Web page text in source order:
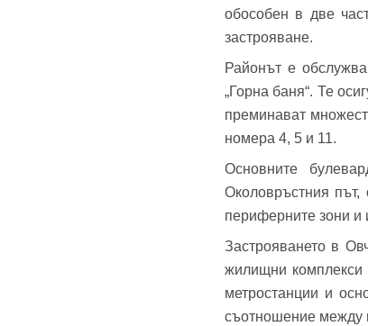
обособен в две
застрояване.
Районът е
„Горна баня“. Те
преминават
номера 4, 5 и 11.
Основните
Околовръстния
периферните зони и
Застрояването в
жилищни комплекси
метростанции и
съотношение между